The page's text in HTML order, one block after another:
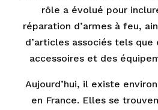
rôle a évolué pour
réparation d’armes à feu,
d’articles associés tels que
accessoires et des
Aujourd’hui, il existe
en France. Elles se